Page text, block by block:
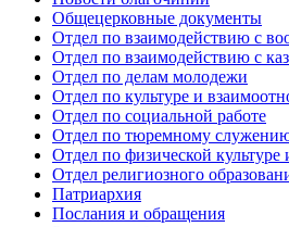
Общецерковные документы
Отдел по взаимодействию с
Отдел по взаимодействию с
Отдел по делам молодежи
Отдел по культуре и
Отдел по социальной работе
Отдел по тюремному
Отдел по физической культуре
Отдел религиозного
Патриархия
Послания и обращения